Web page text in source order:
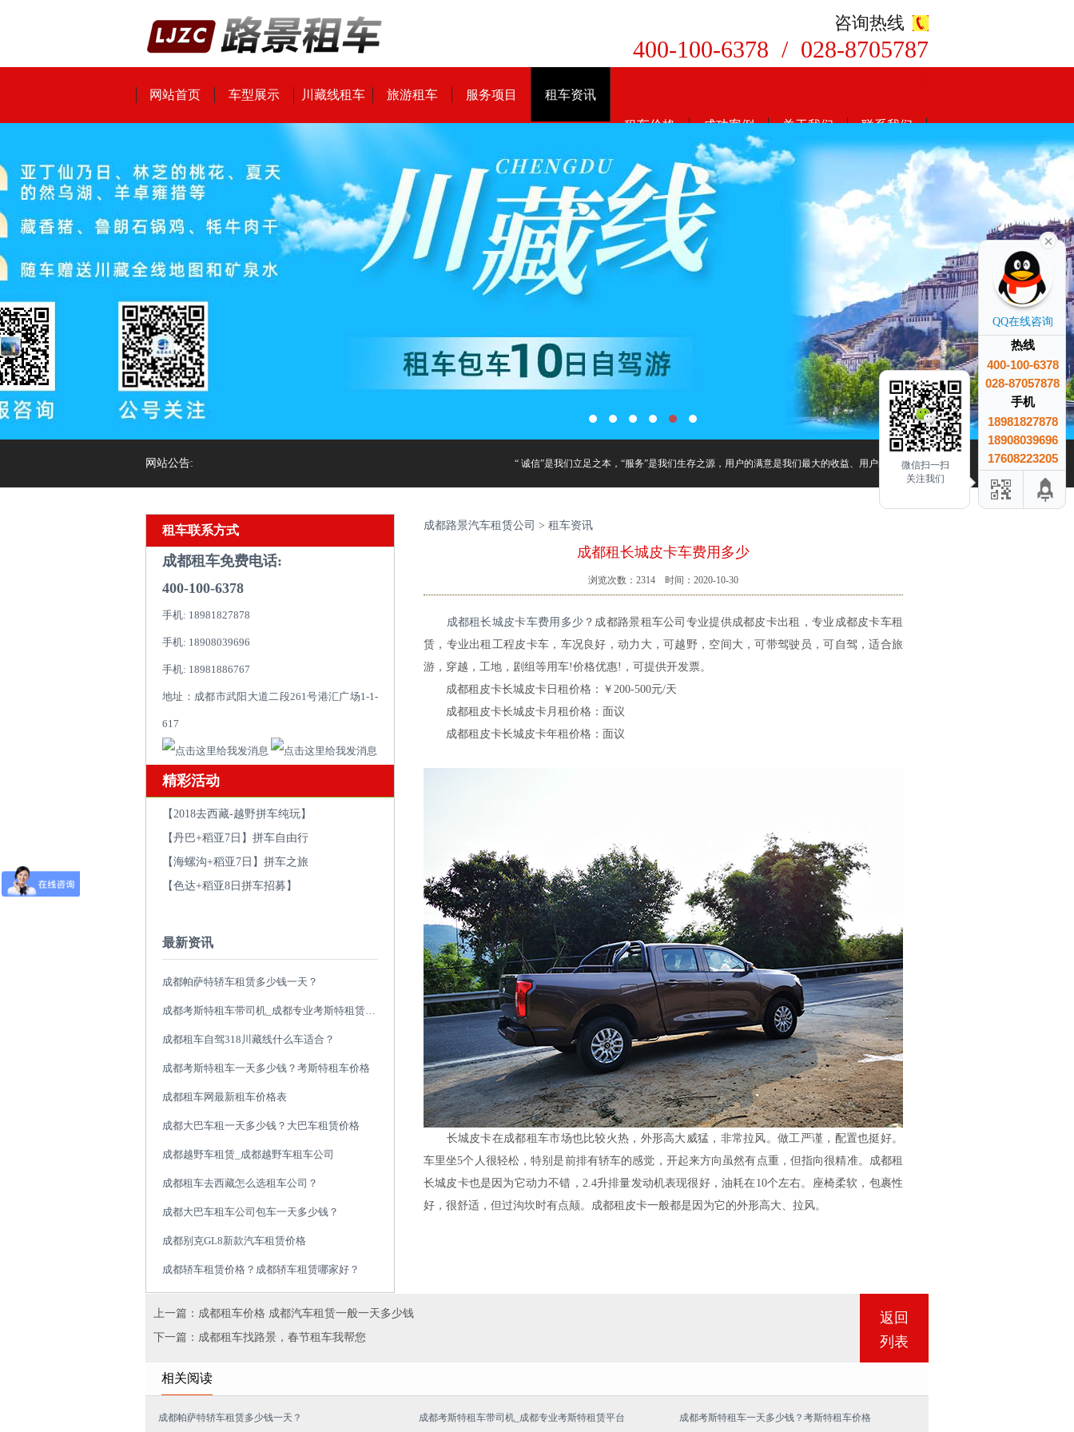
咨询热线
400-100-6378 / 028-8705787
网站首页 车型展示 川藏线租车 旅游租车 服务项目 租车资讯
租车价格 成功案例 关于我们 联系我们
网站公告: “ 诚信”是我们立足之本，“服务”是我们生存之源，用户的满意是我们最大的收益、用户的信赖是我们最大的成就.
租车联系方式
成都租车免费电话:
400-100-6378
手机: 18981827878
手机: 18908039696
手机: 18981886767
地址：成都市武阳大道二段261号港汇广场1-1-
617
精彩活动
【2018去西藏-越野拼车纯玩】
【丹巴+稻亚7日】拼车自由行
【海螺沟+稻亚7日】拼车之旅
【色达+稻亚8日拼车招募】
最新资讯
成都帕萨特轿车租赁多少钱一天？
成都考斯特租车带司机_成都专业考斯特租赁平台
成都租车自驾318川藏线什么车适合？
成都考斯特租车一天多少钱？考斯特租车价格
成都租车网最新租车价格表
成都大巴车租一天多少钱？大巴车租赁价格
成都越野车租赁_成都越野车租车公司
成都租车去西藏怎么选租车公司？
成都大巴车租车公司包车一天多少钱？
成都别克GL8新款汽车租赁价格
成都轿车租赁价格？成都轿车租赁哪家好？
成都路景汽车租赁公司 > 租车资讯
成都租长城皮卡车费用多少
浏览次数： 2314 时间：2020-10-30
成都租长城皮卡车费用多少 ？成都路景租车公司专业提供成都皮卡出租，专业成都皮卡车租
赁，专业出租工程皮卡车，车况良好，动力大，可越野，空间大，可带驾驶员，可自驾，适合旅
游，穿越，工地，剧组等用车!价格优惠!，可提供开发票。
成都租皮卡长城皮卡日租价格：￥200-500元/天
成都租皮卡长城皮卡月租价格：面议
成都租皮卡长城皮卡年租价格：面议
长城皮卡在成都租车市场也比较火热，外形高大威猛，非常拉风。做工严谨，配置也挺好。
车里坐5个人很轻松，特别是前排有轿车的感觉，开起来方向虽然有点重，但指向很精准。成都租
长城皮卡也是因为它动力不错，2.4升排量发动机表现很好，油耗在10个左右。座椅柔软，包裹性
好，很舒适，但过沟坎时有点颠。成都租皮卡一般都是因为它的外形高大、拉风。
上一篇：成都租车价格 成都汽车租赁一般一天多少钱
下一篇：成都租车找路景，春节租车我帮您
返回
列表
相关阅读
成都帕萨特轿车租赁多少钱一天？ 成都考斯特租车带司机_成都专业考斯特租赁平台 成都考斯特租车一天多少钱？考斯特租车价格
QQ在线咨询
热线
400-100-6378
028-87057878
手机
18981827878
18908039696
17608223205
微信扫一扫
关注我们